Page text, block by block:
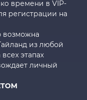
времени в VIP-
регистрации на
возможна
из любой
этапах
личный